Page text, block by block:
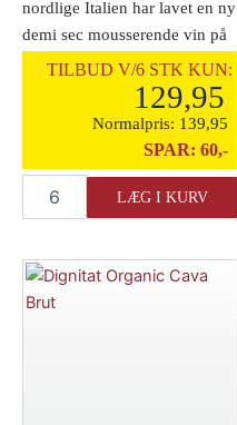
nordlige Italien har lavet en ny
demi sec mousserende vin på
de to [...]
TILBUD V/6 STK KUN:
129,95
Normalpris: 139,95
SPAR: 60,-
Cantina
Use"
Spumante
LÆG I KURV